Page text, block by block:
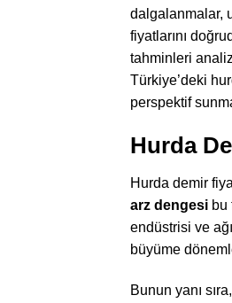
dalgalanmalar,
fiyatlarını
tahminleri
Türkiye’deki
perspektif
Hurda
Hurda demir
arz dengesi bu
endüstrisi ve
büyüme
Bunun yanı sıra,